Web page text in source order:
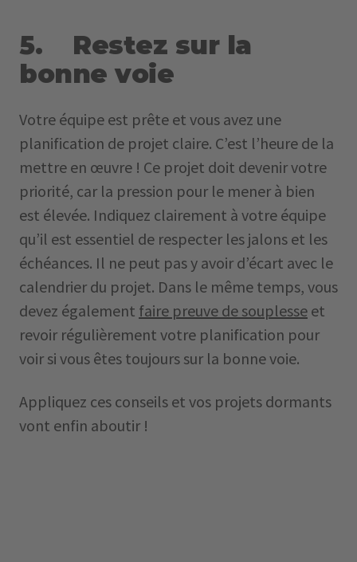
5. Restez sur la
bonne voie
Votre équipe est prête et vous avez une
planification de projet claire. C’est l’heure de la
mettre en œuvre ! Ce projet doit devenir votre
priorité, car la pression pour le mener à bien
est élevée. Indiquez clairement à votre équipe
qu’il est essentiel de respecter les jalons et les
échéances. Il ne peut pas y avoir d’écart avec le
calendrier du projet. Dans le même temps, vous
devez également faire preuve de souplesse et
revoir régulièrement votre planification pour
voir si vous êtes toujours sur la bonne voie.
Appliquez ces conseils et vos projets dormants
vont enfin aboutir !